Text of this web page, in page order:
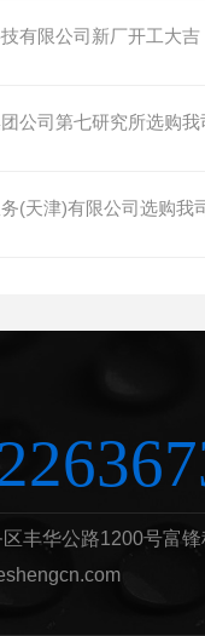
技有限公司新厂开工大吉
区丰华公路1200号富